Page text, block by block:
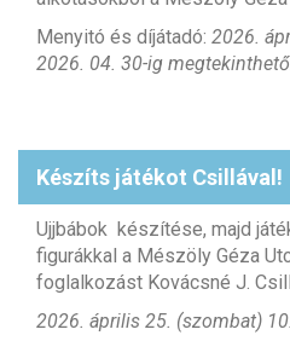
Menyitó és díjátadó: 2026.
2026. 04. 30-ig
Készíts játékot Csillával!
Ujjbábok készítése, majd
figurákkal a Mészöly Géza
foglalkozást Kovácsné J.
2026. április 25. (szombat)